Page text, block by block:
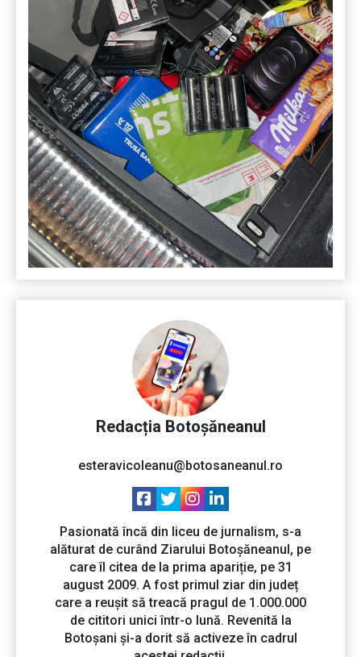
Redacția Botoșăneanul
esteravicoleanu@botosaneanul.ro
Pasionată încă din liceu de jurnalism, s-a
alăturat de curând Ziarului Botoșăneanul, pe
care îl citea de la prima apariție, pe 31
august 2009. A fost primul ziar din județ
care a reușit să treacă pragul de 1.000.000
de cititori unici într-o lună. Revenită la
Botoșani și-a dorit să activeze în cadrul